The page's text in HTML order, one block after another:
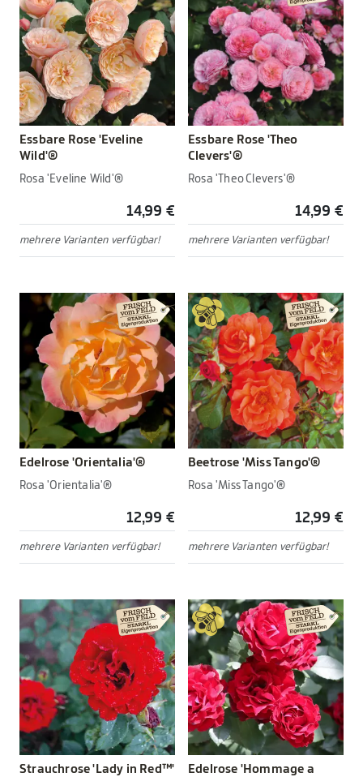
Essbare Rose 'Eveline
Wild'®
Rosa 'Eveline Wild'®
14,99 €
mehrere Varianten verfügbar!
Essbare Rose 'Theo
Clevers'®
Rosa 'Theo Clevers'®
14,99 €
mehrere Varianten verfügbar!
Edelrose 'Orientalia'®
Rosa 'Orientalia'®
12,99 €
mehrere Varianten verfügbar!
Beetrose 'Miss Tango'®
Rosa 'Miss Tango'®
12,99 €
mehrere Varianten verfügbar!
Strauchrose 'Lady in Red™'
Edelrose 'Hommage a